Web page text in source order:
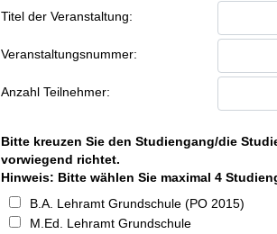
Titel der Veranstaltung:
Veranstaltungsnummer:
Anzahl Teilnehmer:
Bitte kreuzen Sie den Studiengang/die
vorwiegend richtet.
Hinweis: Bitte wählen Sie maximal 4
B.A. Lehramt Grundschule (PO 2015)
M.Ed. Lehramt Grundschule